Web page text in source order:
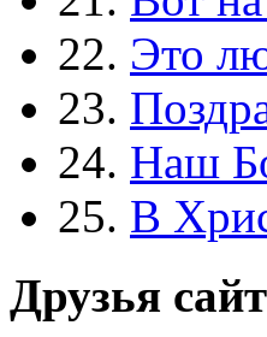
22. Это
23.
24. Наш
25. В
Друзья